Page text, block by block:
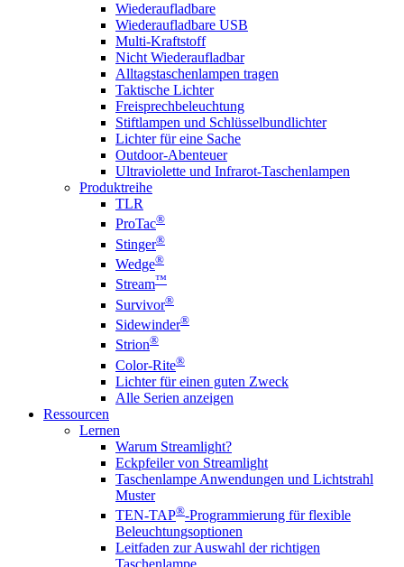
Wiederaufladbare
Wiederaufladbare USB
Multi-Kraftstoff
Nicht Wiederaufladbar
Alltagstaschenlampen tragen
Taktische Lichter
Freisprechbeleuchtung
Stiftlampen und Schlüsselbundlichter
Lichter für eine Sache
Outdoor-Abenteuer
Ultraviolette und Infrarot-Taschenlampen
Produktreihe
TLR
ProTac®
Stinger®
Wedge®
Stream™
Survivor®
Sidewinder®
Strion®
Color-Rite®
Lichter für einen guten Zweck
Alle Serien anzeigen
Ressourcen
Lernen
Warum Streamlight?
Eckpfeiler von Streamlight
Taschenlampe Anwendungen und Lichtstrahl
Muster
TEN-TAP®-Programmierung für flexible
Beleuchtungsoptionen
Leitfaden zur Auswahl der richtigen
Taschenlampe